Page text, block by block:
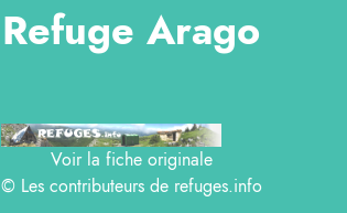
Refuge Arago
Voir la fiche originale
© Les contributeurs de refuges.info